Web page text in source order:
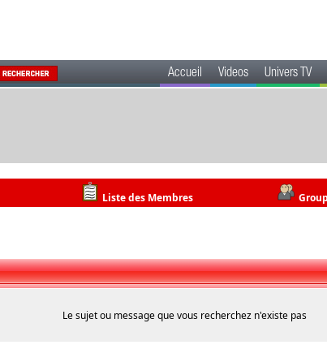
Accueil Videos Univers TV
Liste des Membres
Le sujet ou message que vous recherchez n'existe pas